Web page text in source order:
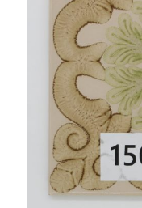
Fliesenkatalog
fundatek –
Impressum
Kontakt
Lexikon